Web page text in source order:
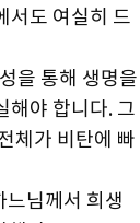
서도 여실히 드
을 통해 생명을
해야 합니다. 그
체가 비탄에 빠
느님께서 희생